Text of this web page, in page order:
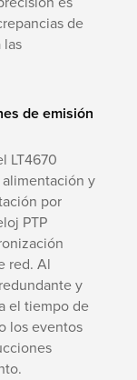
de
las
de emisión
LT4670
y
por
PTP
red. Al
y
el tiempo de
los eventos